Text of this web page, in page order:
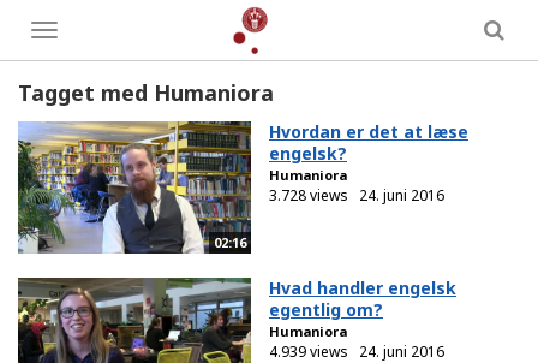
Toggle
menu
Tagget med Humaniora
02:16
Hvordan er det at læse
engelsk?
Humaniora
3.728 views 24. juni 2016
Hvad handler engelsk
egentlig om?
Humaniora
4.939 views 24. juni 2016